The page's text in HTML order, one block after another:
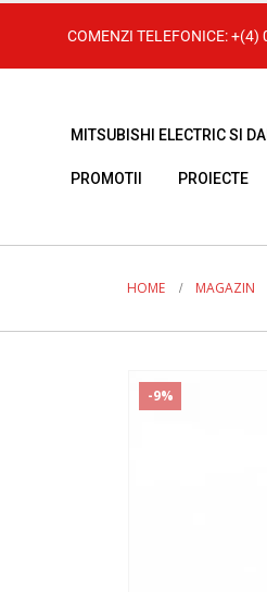
COMENZI TELEFONICE:+(4)
MITSUBISHI ELECTRIC SI
PROMOTII PROIECTE
HOME MAGAZIN
-9%